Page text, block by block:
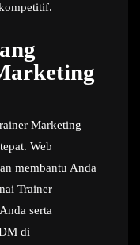
Marketing
Web
membantu Anda
Trainer
serta
di